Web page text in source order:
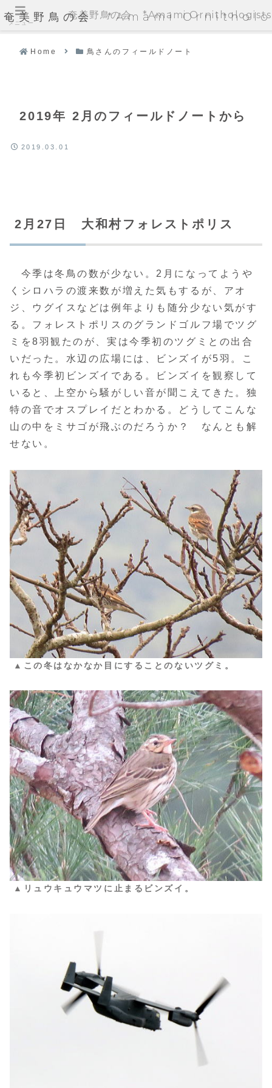
奄美野鳥の会 *Amami
Home 鳥さんのフィールドノート
2019年 2月のフィールドノートから
2019.03.01
2月27日 大和村フォレストポリス
今季は冬鳥の数が少ない。2月になってようや
くシロハラの渡来数が増えた気もするが、アオ
ジ、ウグイスなどは例年よりも随分少ない気がす
る。フォレストポリスのグランドゴルフ場でツグ
ミを8羽観たのが、実は今季初のツグミとの出合
いだった。水辺の広場には、ビンズイが5羽。こ
れも今季初ビンズイである。ビンズイを観察して
いると、上空から騒がしい音が聞こえてきた。独
特の音でオスプレイだとわかる。どうしてこんな
山の中をミサゴが飛ぶのだろうか？ なんとも解
せない。
▲この冬はなかなか目にすることのないツグミ。
▲リュウキュウマツに止まるビンズイ。
メニュー
奄美野鳥の会 *Amami